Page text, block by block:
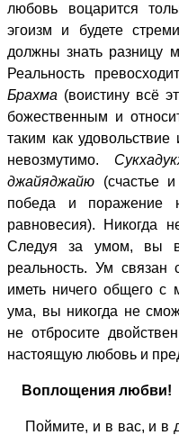
любовь воцарится
эгоизм и будете
должны знать разницу
Реальность
Брахма (воистину всё
божественным и
таким как
невозмутимо.
джайяджайю (счастье
победа и поражение
равновесия). Никогда
Следуя за умом, вы
реальность. Ум
иметь ничего общего с
ума, вы никогда не
не отбросите
настоящую любовь и
Воплощения любви!
Поймите, и в вас, и в